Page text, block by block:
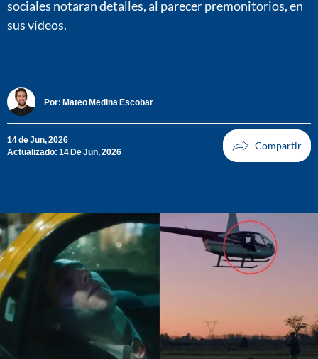
sociales notaran detalles, al parecer premonitorios, en
sus videos.
Por: Mateo Medina Escobar
14 de Jun, 2026
Actualizado: 14 De Jun, 2026